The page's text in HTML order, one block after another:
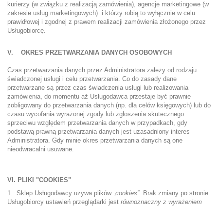
kurierzy (w związku z realizacją zamówienia), agencje marketingowe (w
zakresie usług marketingowych) i którzy robią to wyłącznie w celu
prawidłowej i zgodnej z prawem realizacji zamówienia złożonego przez
Usługobiorcę.
V. OKRES PRZETWARZANIA DANYCH OSOBOWYCH
Czas przetwarzania danych przez Administratora zależy od rodzaju
świadczonej usługi i celu przetwarzania. Co do zasady dane
przetwarzane są przez czas świadczenia usługi lub realizowania
zamówienia, do momentu aż Usługodawca przestaje być prawnie
zobligowany do przetwarzania danych (np. dla celów księgowych) lub do
czasu wycofania wyrażonej zgody lub zgłoszenia skutecznego
sprzeciwu względem przetwarzania danych w przypadkach, gdy
podstawą prawną przetwarzania danych jest uzasadniony interes
Administratora. Gdy minie okres przetwarzania danych są one
nieodwracalni usuwane.
VI. PLIKI "COOKIES"
1. Sklep Usługodawcy używa plików „cookies”. Brak zmiany po stronie
Usługobiorcy ustawień przeglądarki jest równoznaczny z wyrażeniem